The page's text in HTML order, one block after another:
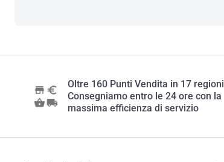
Oltre 160 Punti Vendita in 17 regioni
Consegniamo entro le 24 ore con la
massima efficienza di servizio